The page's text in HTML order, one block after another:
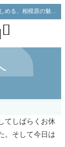
子育て世代にちょうど良い相模原。 子供と一緒に親も楽しめる、相模原の魅力をお伝えできればと思っています。

てしばらくお休
。そして今日は